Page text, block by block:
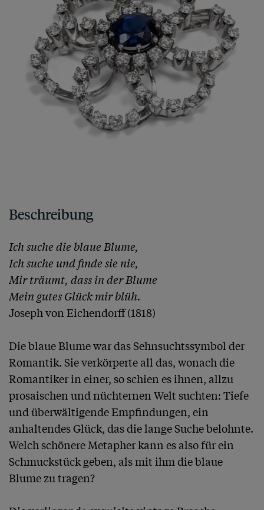
Beschreibung
Ich suche die blaue Blume,
Ich suche und finde sie nie,
Mir träumt, dass in der Blume
Mein gutes Glück mir blüh.
Joseph von Eichendorff (1818)
Die blaue Blume war das Sehnsuchtssymbol der
Romantik. Sie verkörperte all das, wonach die
Romantiker in einer, so schien es ihnen, allzu
prosaischen und nüchternen Welt suchten: Tiefe
und überwältigende Empfindungen, ein
anhaltendes Glück, das die lange Suche belohnte.
Welch schönere Metapher kann es also für ein
Schmuckstück geben, als mit ihm die blaue
Blume zu tragen?